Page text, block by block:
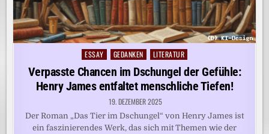
Posted
in
ESSAY GEDANKEN LITERATUR
Verpasste Chancen im Dschungel der Gefühle:
Henry James entfaltet menschliche Tiefen!
19. DEZEMBER 2025
Der Roman „Das Tier im Dschungel“ von Henry James ist
ein faszinierendes Werk, das sich mit Themen wie der